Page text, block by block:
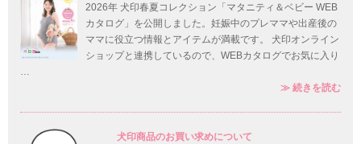
2026年 犬印春夏コレクション「マタニティ＆ベビー WEB
カタログ」を公開しました。妊娠中のプレママや出産後の
ママに役立つ情報とアイテムが満載です。 犬印オンライン
ショップと連携しているので、WEBカタログでお気に入り
≫ 続きを読む
犬印商品のお買い求めについて